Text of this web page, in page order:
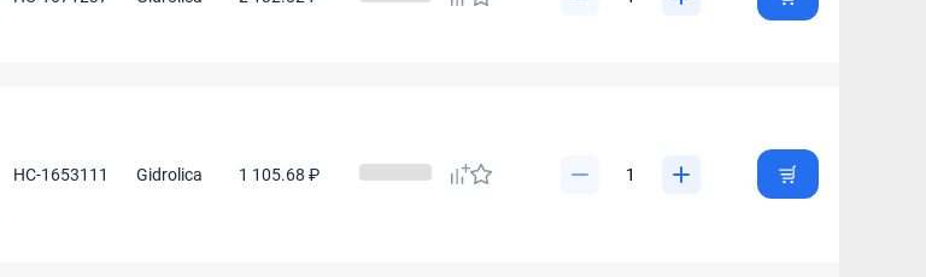
НС-1653111 Gidrolica 1 105.68 ₽